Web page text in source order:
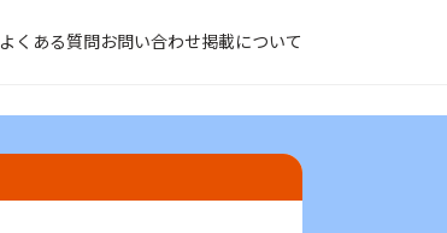
よくある質問お問い合わせ掲載について